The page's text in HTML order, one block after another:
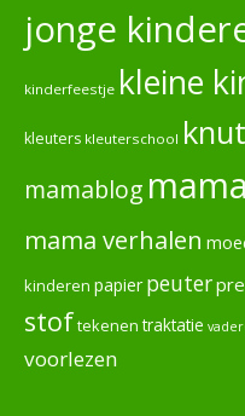
jonge
kinderfeestje kleine
kleuters kleuterschool
mamablog
mama verhalen
kinderen papier peuter
stoftekenen traktatie
voorlezen